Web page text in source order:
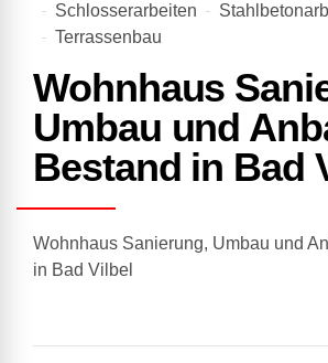
Schlosserarbeiten
Terrassenbau
Wohnhaus
Umbau und
Bestand in Bad
Wohnhaus Sanierung, Umbau und
in Bad Vilbel